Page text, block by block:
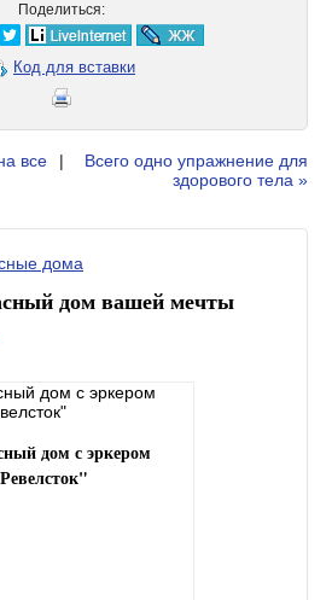
Поделиться:
Код для вставки
все
|
Всего одно упражнение для
здорового тела »
дом вашей мечты
дом с эркером